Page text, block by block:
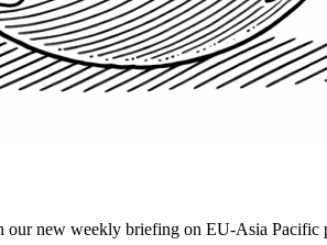
our new weekly briefing on EU-Asia Pacific